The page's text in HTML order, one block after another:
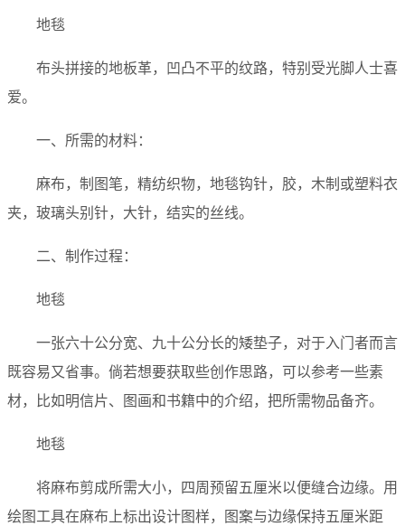
地毯
布头拼接的地板革，凹凸不平的纹路，特别受光脚人士喜
爱。
一、所需的材料：
麻布，制图笔，精纺织物，地毯钩针，胶，木制或塑料衣
夹，玻璃头别针，大针，结实的丝线。
二、制作过程：
地毯
一张六十公分宽、九十公分长的矮垫子，对于入门者而言
既容易又省事。倘若想要获取些创作思路，可以参考一些素
材，比如明信片、图画和书籍中的介绍，把所需物品备齐。
地毯
将麻布剪成所需大小，四周预留五厘米以便缝合边缘。用
绘图工具在麻布上标出设计图样，图案与边缘保持五厘米距